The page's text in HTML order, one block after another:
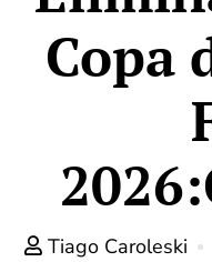
Copa
Tiago Caroleski